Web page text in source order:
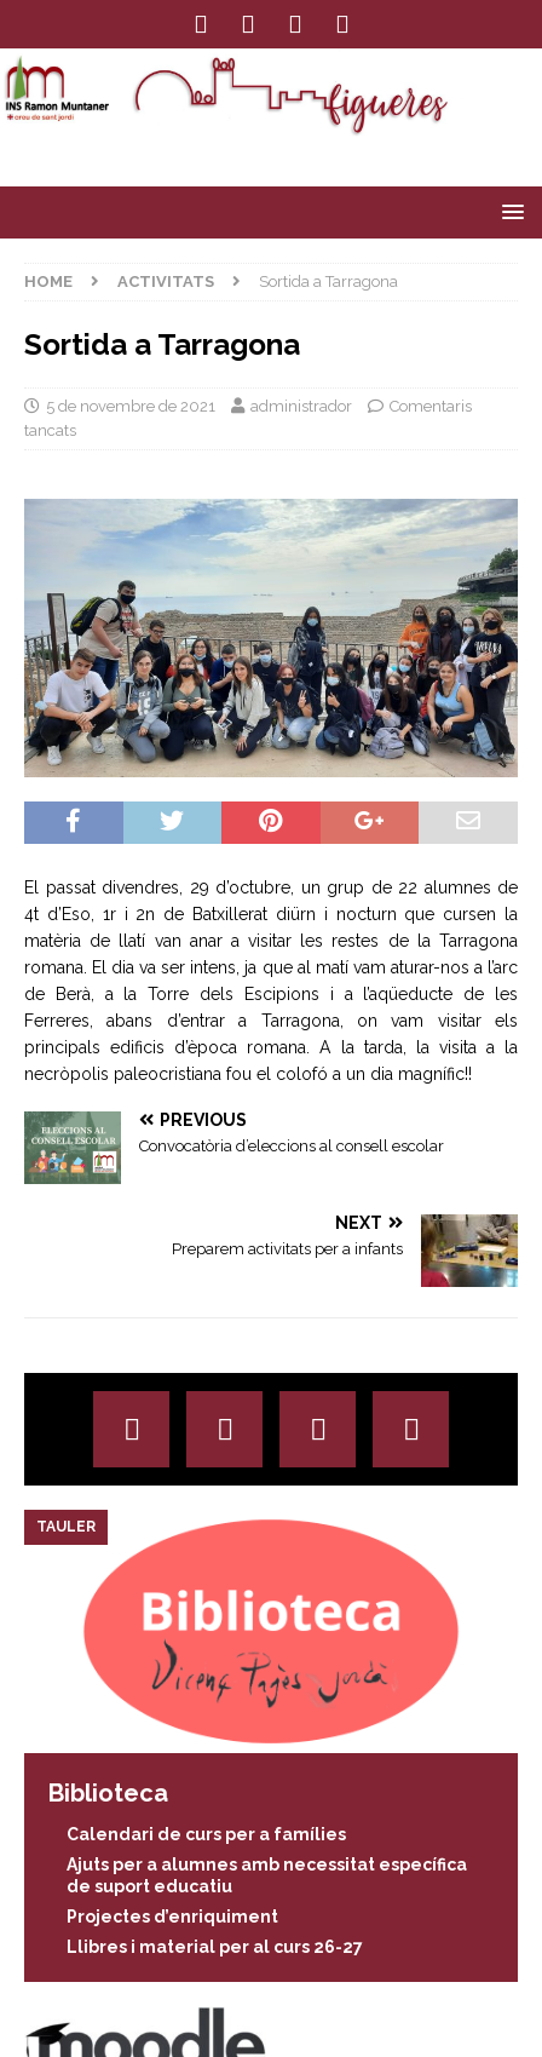
HOME ACTIVITATS Sortida a Tarragona
Sortida a Tarragona
5 de novembre de 2021 administrador
Comentaris
tancats
El passat divendres, 29 d’octubre, un grup de 22 alumnes de
4t d’Eso, 1r i 2n de Batxillerat diürn i nocturn que cursen la
matèria de llatí van anar a visitar les restes de la Tarragona
romana. El dia va ser intens, ja que al matí vam aturar-nos a l’arc
de Berà, a la Torre dels Escipions i a l’aqüeducte de les
Ferreres, abans d’entrar a Tarragona, on vam visitar els
principals edificis d’època romana. A la tarda, la visita a la
necròpolis paleocristiana fou el colofó a un dia magnífic!!
PREVIOUS
Convocatòria d’eleccions al consell escolar
NEXT
Preparem activitats per a infants
TAULER
Biblioteca
Calendari de curs per a famílies
Ajuts per a alumnes amb necessitat específica
de suport educatiu
Projectes d’enriquiment
Llibres i material per al curs 26-27